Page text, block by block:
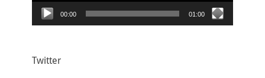
00:00 01:00
Twitter